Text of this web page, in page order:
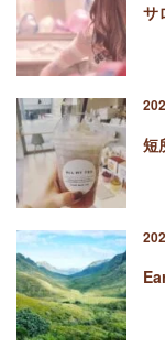
サ
短